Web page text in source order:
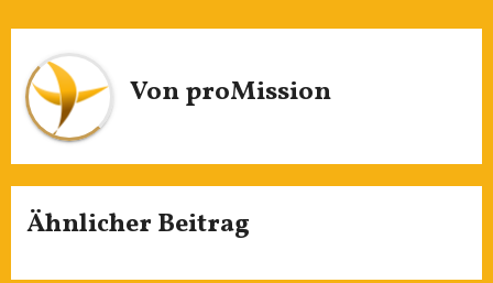
VonproMission
Ähnlicher Beitrag